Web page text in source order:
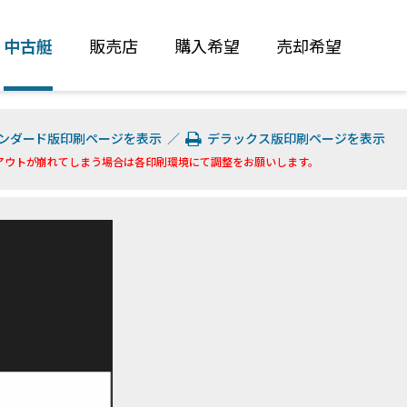
中古艇 販売店 購入希望 売却希望
ダード版印刷ページを表示 ／ デラックス版印刷ページを表示
ウトが崩れてしまう場合は各印刷環境にて調整をお願いします。